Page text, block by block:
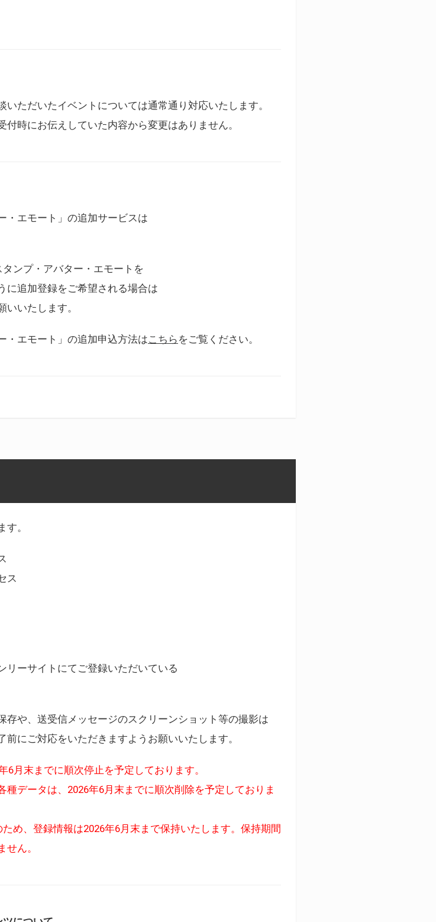
ただいたイベントについては通常通り対応いたします。
時にお伝えしていた内容から変更はありません。
・エモート」の追加サービスは
ンプ・アバター・エモートを
に追加登録をご希望される場合は
いいたします。
・エモート」の追加申込方法はこちら をご覧ください。
。
ス
リーサイトにてご登録いただいている
や、送受信メッセージのスクリーンショット等の撮影は
にご対応をいただきますようお願いいたします。
月末までに順次停止を予定しております。
データは、2026年6月末までに順次削除を予定しておりま
め、登録情報は2026年6月末まで保持いたします。保持期間
ん。